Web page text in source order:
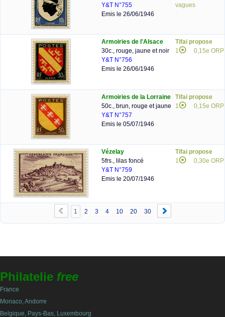
Y&T N°755
Emis le 26/06/1946
vagues
Armoiries de l'Alsace
30c., rouge, jaune et noir
Y&T N°756
Emis le 26/06/1946
Tifai propose
1
0,15e ORP
Armoiries de la Lorraine
50c., brun, rouge et jaune
Y&T N°757
Emis le 05/07/1946
Tifai propose
1
0,15e ORP
Vézelay
5frs., lilas foncé
Y&T N°759
Emis le 20/07/1946
Tifai propose
1
0,30e ORP
1 2 3 4 10 20 30
Philatelie free
France
Monaco, Andorre
Belgique, Pays-Bas, Luxembourg